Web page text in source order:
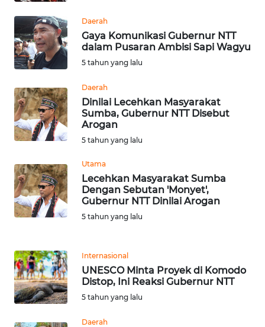
Daerah
Gaya Komunikasi Gubernur NTT
dalam Pusaran Ambisi Sapi Wagyu
5 tahun yang lalu
Daerah
Dinilai Lecehkan Masyarakat
Sumba, Gubernur NTT Disebut
Arogan
5 tahun yang lalu
Utama
Lecehkan Masyarakat Sumba
Dengan Sebutan 'Monyet',
Gubernur NTT Dinilai Arogan
5 tahun yang lalu
Internasional
UNESCO Minta Proyek di Komodo
Distop, Ini Reaksi Gubernur NTT
5 tahun yang lalu
Daerah
SIMALUNGUN
WN
LABUHANBATU
WN
TAPANULI
TENGAH
SERDANG
WN
TEBING
TINGGI
WN
PAKPAK
WN